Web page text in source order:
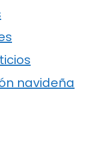
navideña